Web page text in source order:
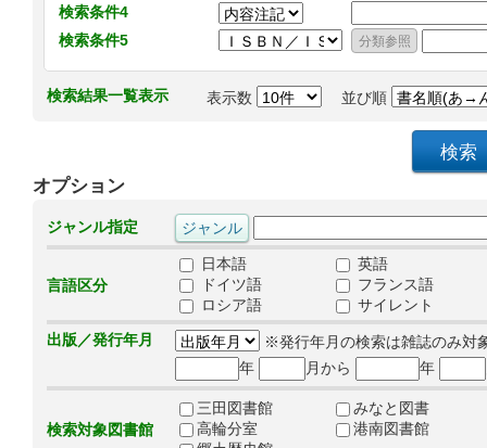
検索条件4
検索条件5
検索結果一覧表示 表示数 並び順
オプション
ジャンル指定
言語区分
日本語
英語
ドイツ語
フランス語
ロシア語
サイレント
出版／発行年月
※発行年月の検索は雑誌のみ対
年
月から 年
検索対象図書館
三田図書館
みなと図書
高輪分室
港南図書館